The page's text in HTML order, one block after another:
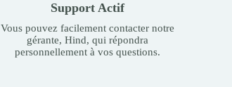
Support Actif
Vous pouvez facilement contacter notre
gérante, Hind, qui répondra
personnellement à vos questions.